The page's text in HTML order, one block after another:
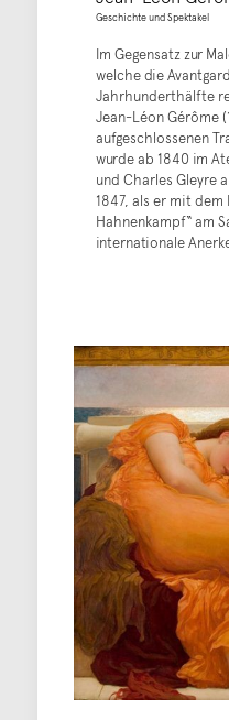
Geschichte und Spektakel
Im Gegensatz zur
welche die
Jahrhunderthälfte
Jean-Léon Gérôme
aufgeschlossenen
wurde ab 1840 im
und Charles Gleyre
1847, als er mit dem
Hahnenkampf“ am
internationale